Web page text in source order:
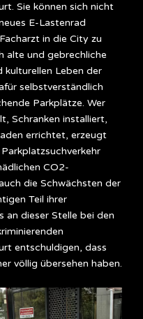
Sie können sich nicht
E-Lastenrad
in die City zu
alte und gebrechliche
kulturellen Leben der
selbstverständlich
Parkplätze. Wer
Schranken installiert,
errichtet, erzeugt
CO2-
die Schwächsten der
Teil ihrer
an dieser Stelle bei den
entschuldigen, dass
völlig übersehen haben.